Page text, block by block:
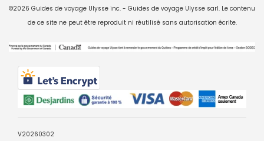
©2026 Guides de voyage Ulysse inc. - Guides de voyage Ulysse sarl. Le contenu
de ce site ne peut être reproduit ni réutilisé sans autorisation écrite.
V20260302